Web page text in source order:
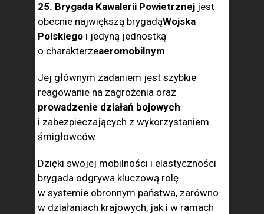
25. Brygada Kawalerii Powietrznej jest
obecnie największą brygadąWojska
Polskiego i jedyną jednostką
o charakterzeaeromobilnym.
Jej głównym zadaniem jest szybkie
reagowanie na zagrożenia oraz
prowadzenie działań bojowych
i zabezpieczających z wykorzystaniem
śmigłowców.
Dzięki swojej mobilności i elastyczności
brygada odgrywa kluczową rolę
w systemie obronnym państwa, zarówno
w działaniach krajowych, jak i w ramach